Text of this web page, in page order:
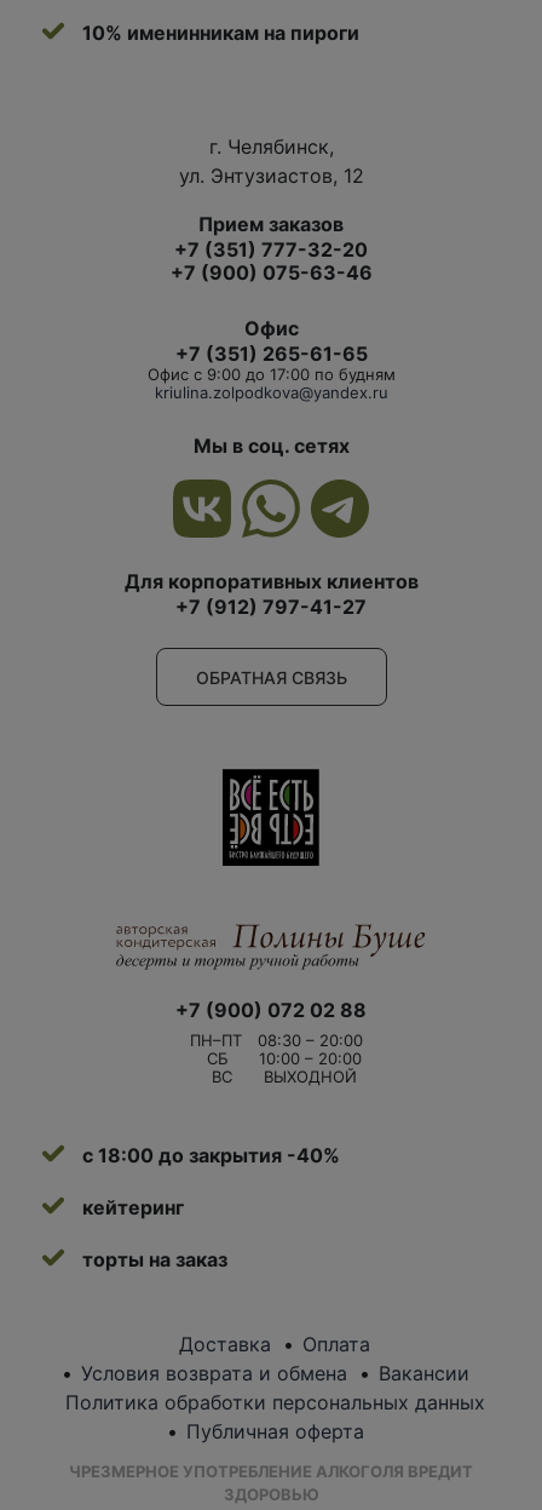
ЧРЕЗМЕРНОЕ УПОТРЕБЛЕНИЕ АЛКОГОЛЯ ВРЕДИТ
ЗДОРОВЬЮ
10% именинникам на пироги
г. Челябинск,
ул. Энтузиастов, 12
Прием заказов
+7 (351) 777-32-20
+7 (900) 075-63-46
Офис
+7 (351) 265-61-65
Офис с 9:00 до 17:00 по будням
kriulina.zolpodkova@yandex.ru
Мы в соц. сетях
Для корпоративных клиентов
+7 (912) 797-41-27
ОБРАТНАЯ СВЯЗЬ
+7 (900) 072 02 88
ПН–ПТ
08:30 – 20:00
СБ
10:00 – 20:00
ВС
ВЫХОДНОЙ
с 18:00 до закрытия -40%
кейтеринг
торты на заказ
Доставка
Оплата
Условия возврата и обмена
Вакансии
Политика обработки персональных данных
Публичная оферта